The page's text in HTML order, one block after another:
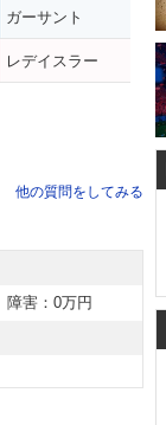
ガーサント
レデイスラー
他の質問をしてみる
障害：0万円